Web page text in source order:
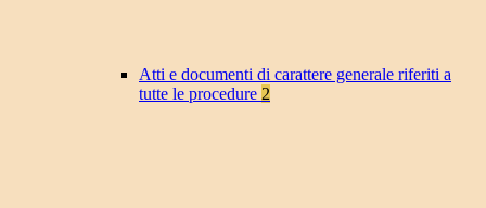
Atti e documenti di carattere generale riferiti a
tutte le procedure 2